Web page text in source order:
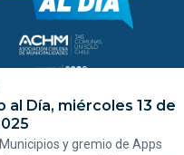
al Día, miércoles 13 de
Municipios y gremio de Apps